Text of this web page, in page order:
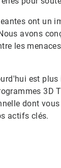
ont un
avons
les
est
3D
dont
actifs clés.